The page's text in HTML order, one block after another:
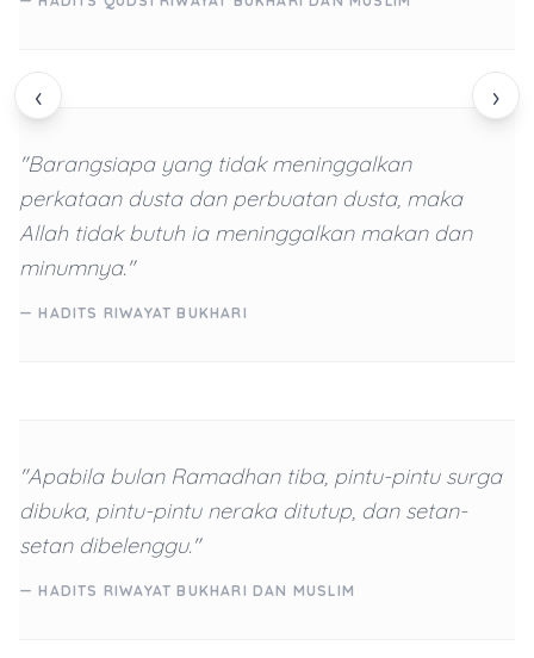
‹ ›
"Barangsiapa yang tidak meninggalkan
perkataan dusta dan perbuatan dusta, maka
Allah tidak butuh ia meninggalkan makan dan
minumnya."
— HADITS RIWAYAT BUKHARI
"Apabila bulan Ramadhan tiba, pintu-pintu surga
dibuka, pintu-pintu neraka ditutup, dan setan-
setan dibelenggu."
— HADITS RIWAYAT BUKHARI DAN MUSLIM